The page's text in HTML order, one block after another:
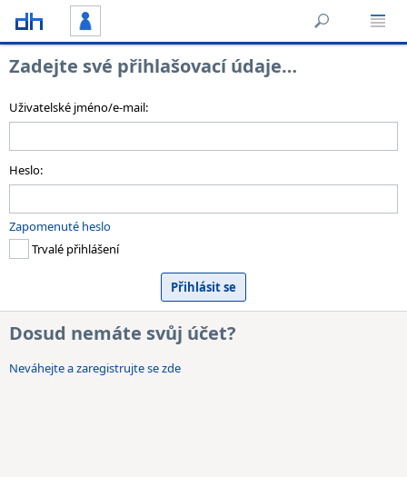
Zadejte své přihlašovací údaje…
Uživatelské jméno/e-mail:
Heslo:
Zapomenuté heslo
Trvalé přihlášení
Dosud nemáte svůj účet?
Neváhejte a zaregistrujte se zde